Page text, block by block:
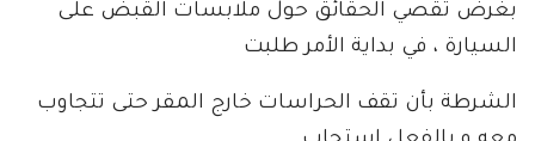
بغرض تقصي الحقائق حول ملابسات القبض على
السيارة ، في بداية الأمر طلبت
الشرطة بأن تقف الحراسات خارج المقر حتى تتجاوب